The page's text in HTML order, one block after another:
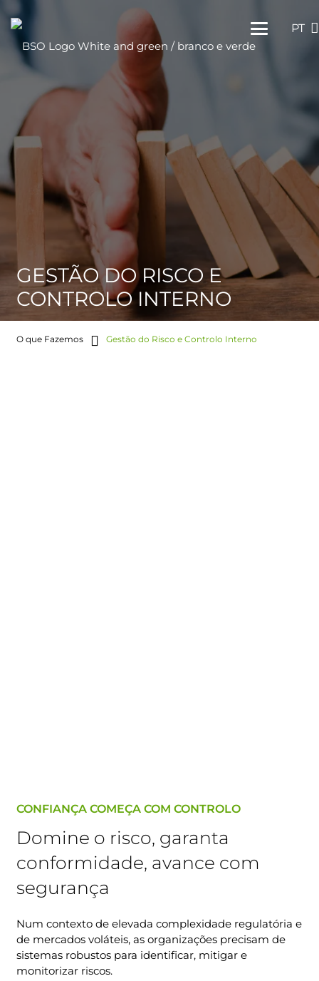
PT
GESTÃO DO RISCO E
CONTROLO INTERNO
O que Fazemos Gestão do Risco e Controlo Interno
CONFIANÇA COMEÇA COM CONTROLO
Domine o risco, garanta
conformidade, avance com
segurança
Num contexto de elevada complexidade regulatória e
de mercados voláteis, as organizações precisam de
sistemas robustos para identificar, mitigar e
monitorizar riscos.